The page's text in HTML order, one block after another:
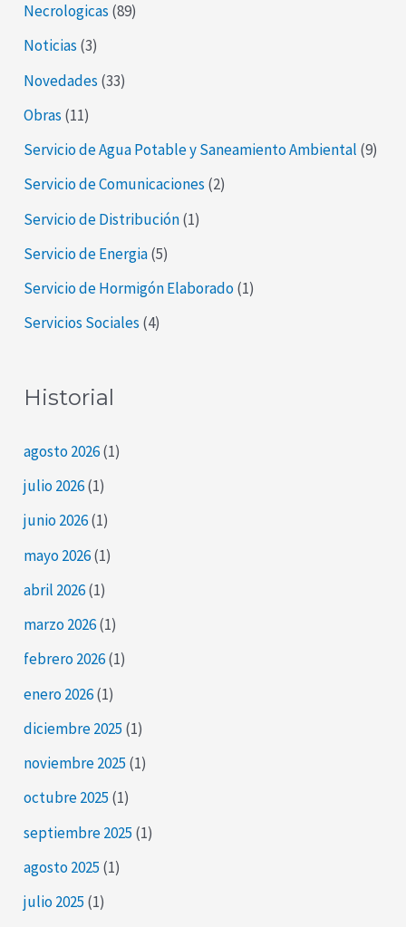
Necrologicas (89)
Noticias (3)
Novedades (33)
Obras (11)
Servicio de Agua Potable y Saneamiento Ambiental (9)
Servicio de Comunicaciones (2)
Servicio de Distribución(1)
Servicio de Energia(5)
Servicio de Hormigón Elaborado(1)
Servicios Sociales (4)
Historial
agosto 2026(1)
julio 2026(1)
junio 2026(1)
mayo 2026(1)
abril 2026(1)
marzo 2026(1)
febrero 2026(1)
enero 2026(1)
diciembre 2025 (1)
noviembre 2025 (1)
octubre 2025 (1)
septiembre 2025 (1)
agosto 2025 (1)
julio 2025 (1)